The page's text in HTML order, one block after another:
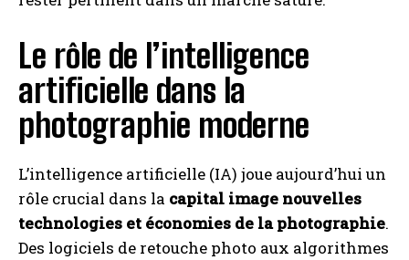
Le rôle de l’intelligence
artificielle dans la
photographie moderne
L’intelligence artificielle (IA) joue aujourd’hui un
rôle crucial dans la capital image nouvelles
technologies et économies de la photographie.
Des logiciels de retouche photo aux algorithmes